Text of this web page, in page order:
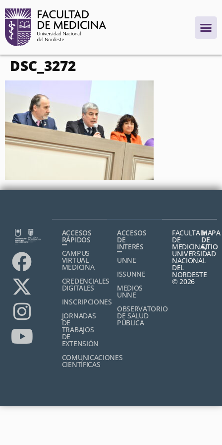
contenido
DSC_3272
ACCESOS
RÁPIDOS
CAMPUS
VIRTUAL
MEDICINA
CREDENCIALES
DIGITALES
INSCRIPCIONES
JORNADAS
DE
TRABAJOS
DE
EXTENSIÓN
COMUNICACIONES
CIENTÍFICAS
ACCESOS
DE
INTERÉS
UNNE
ISSUNNE
MEDIOS
UNNE
OBSERVATORIO
DE SALUD
PÚBLICA
FACULTAD
DE
MEDICINA,
UNIVERSIDAD
NACIONAL
DEL
NORDESTE
© 2026
MAPA
DE
SITIO